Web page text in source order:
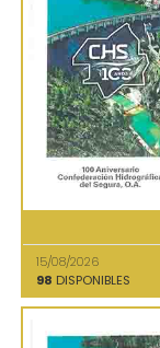
15/08/2026
98 DISPONIBLES